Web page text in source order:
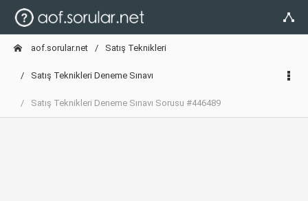
aof.sorular.net Satış Teknikleri
Satış Teknikleri Deneme Sınavı
Satış Teknikleri Deneme Sınavı Sorusu #446489